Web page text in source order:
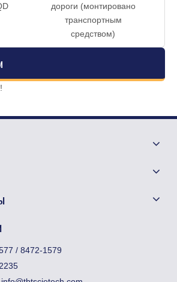
дороги (монтировано
транспортным
средством)
/ 8472-1579